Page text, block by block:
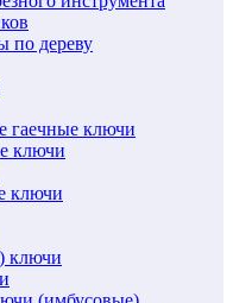
по дереву
гаечные ключи
ключи
ключи
ключи